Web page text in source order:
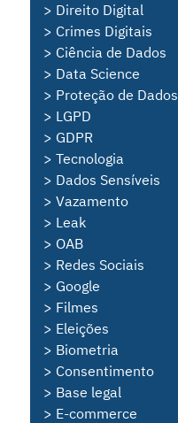
> Direito Digital
> Crimes Digitais
> Ciência de Dados
> Data Science
> Proteção de Dados
> LGPD
> GDPR
> Tecnologia
> Dados Sensíveis
> Vazamento
> Leak
> OAB
> Redes Sociais
> Google
> Filmes
> Eleições
> Biometria
> Consentimento
> Base legal
> E-commerce